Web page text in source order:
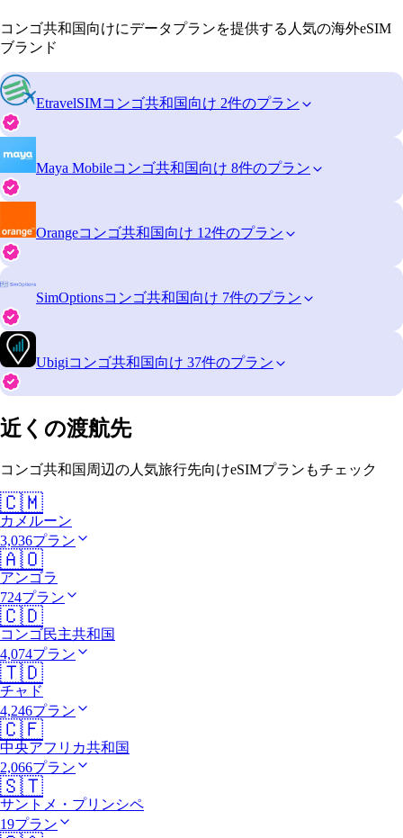
コンゴ共和国向けにデータプランを提供する人気の海外eSIM
ブランド
EtravelSIMコンゴ共和国向け 2件のプラン
Maya Mobileコンゴ共和国向け 8件のプラン
Orangeコンゴ共和国向け 12件のプラン
SimOptionsコンゴ共和国向け 7件のプラン
Ubigiコンゴ共和国向け 37件のプラン
近くの渡航先
コンゴ共和国周辺の人気旅行先向けeSIMプランもチェック
🇨🇲
カメルーン
3,036プラン
🇦🇴
アンゴラ
724プラン
🇨🇩
コンゴ民主共和国
4,074プラン
🇹🇩
チャド
4,246プラン
🇨🇫
中央アフリカ共和国
2,066プラン
🇸🇹
サントメ・プリンシペ
19プラン